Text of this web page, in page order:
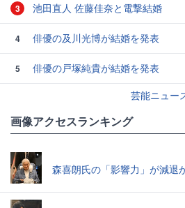
3 池田直人 佐藤佳奈と電撃結婚
4 俳優の及川光博が結婚を発表
5
俳優の戸塚純貴が結婚を発表
芸能ニュー
画像アクセスランキング
森喜朗氏の「影響力」が減退